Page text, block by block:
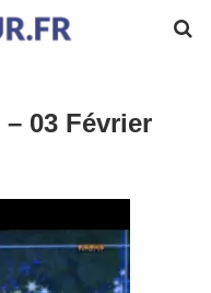
03 Février